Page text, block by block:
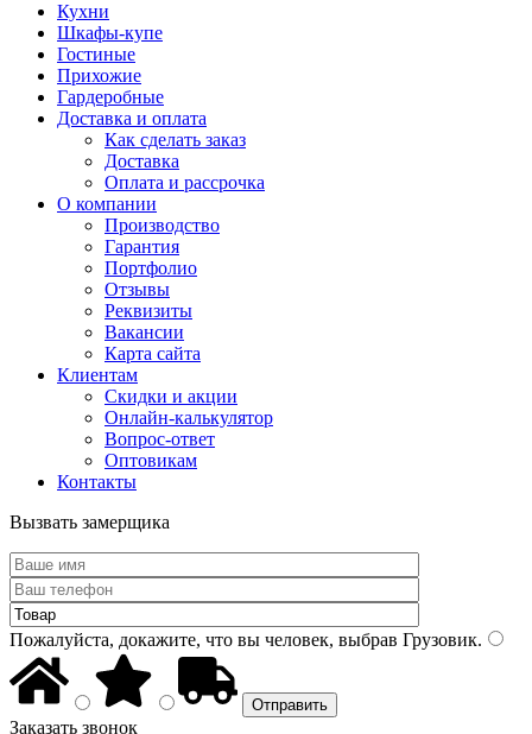
Кухни
Шкафы-купе
Гостиные
Прихожие
Гардеробные
Доставка и оплата
Как сделать заказ
Доставка
Оплата и рассрочка
О компании
Производство
Гарантия
Портфолио
Отзывы
Реквизиты
Вакансии
Карта сайта
Клиентам
Скидки и акции
Онлайн-калькулятор
Вопрос-ответ
Оптовикам
Контакты
Вызвать замерщика
Пожалуйста, докажите, что вы человек, выбрав Грузовик.
Заказать звонок